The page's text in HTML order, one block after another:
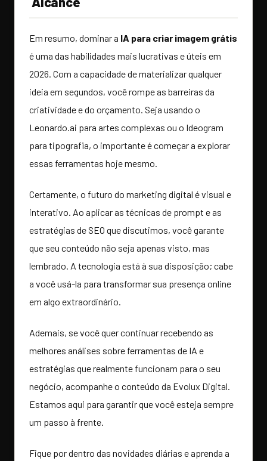
Em resumo, dominar a IA para criar imagem grátis
é uma das habilidades mais lucrativas e úteis em
2026. Com a capacidade de materializar qualquer
ideia em segundos, você rompe as barreiras da
criatividade e do orçamento. Seja usando o
Leonardo.ai para artes complexas ou o Ideogram
para tipografia, o importante é começar a explorar
essas ferramentas hoje mesmo.
Certamente, o futuro do marketing digital é visual e
interativo. Ao aplicar as técnicas de prompt e as
estratégias de SEO que discutimos, você garante
que seu conteúdo não seja apenas visto, mas
lembrado. A tecnologia está à sua disposição; cabe
a você usá-la para transformar sua presença online
em algo extraordinário.
Ademais, se você quer continuar recebendo as
melhores análises sobre ferramentas de IA e
estratégias que realmente funcionam para o seu
negócio, acompanhe o conteúdo da Evolux Digital.
Estamos aqui para garantir que você esteja sempre
um passo à frente.
Fique por dentro das novidades diárias e aprenda a